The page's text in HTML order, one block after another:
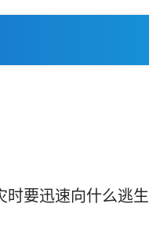
时要迅速向什么逃生